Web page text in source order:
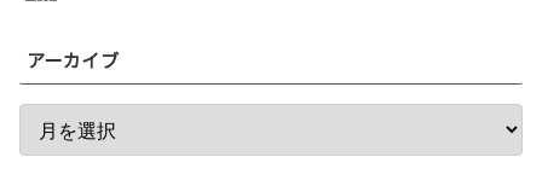
アーカイブ